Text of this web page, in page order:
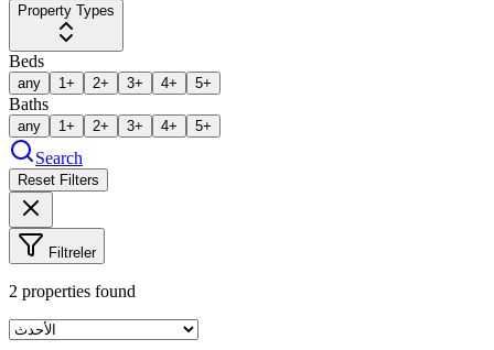
Property Types
Beds
any 1+ 2+ 3+ 4+ 5+
Baths
any 1+ 2+ 3+ 4+ 5+
Search
Reset Filters
Filtreler
2 properties found